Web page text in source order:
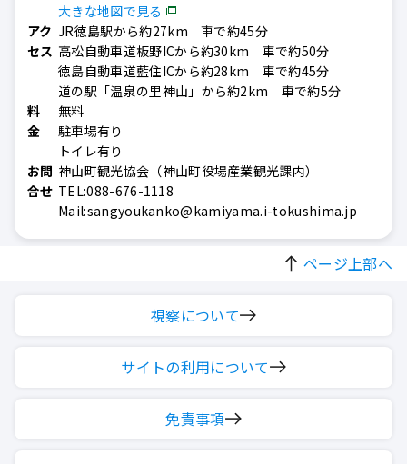
大きな地図で見る
アク
セス
JR徳島駅から約27km 車で約45分
高松自動車道板野ICから約30km 車で約50分
徳島自動車道藍住ICから約28km 車で約45分
道の駅「温泉の里神山」から約2km 車で約5分
料
金
無料
駐車場有り
トイレ有り
お問
合せ
神山町観光協会（神山町役場産業観光課内）
TEL:088-676-1118
Mail:sangyoukanko@kamiyama.i-tokushima.jp
ページ上部へ
視察について
サイトの利用について
免責事項